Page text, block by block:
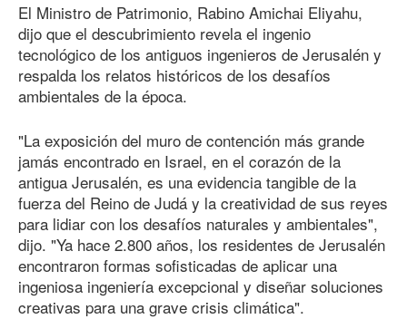
El Ministro de Patrimonio, Rabino Amichai Eliyahu,
dijo que el descubrimiento revela el ingenio
tecnológico de los antiguos ingenieros de Jerusalén y
respalda los relatos históricos de los desafíos
ambientales de la época.
"La exposición del muro de contención más grande
jamás encontrado en Israel, en el corazón de la
antigua Jerusalén, es una evidencia tangible de la
fuerza del Reino de Judá y la creatividad de sus reyes
para lidiar con los desafíos naturales y ambientales",
dijo. "Ya hace 2.800 años, los residentes de Jerusalén
encontraron formas sofisticadas de aplicar una
ingeniosa ingeniería excepcional y diseñar soluciones
creativas para una grave crisis climática".